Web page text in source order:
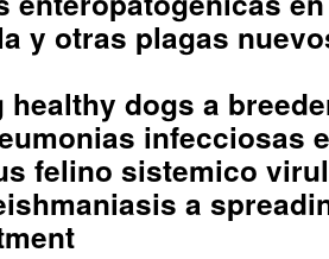
y otras plagas
healthy dogs a
infecciosas
felino sistemico
a